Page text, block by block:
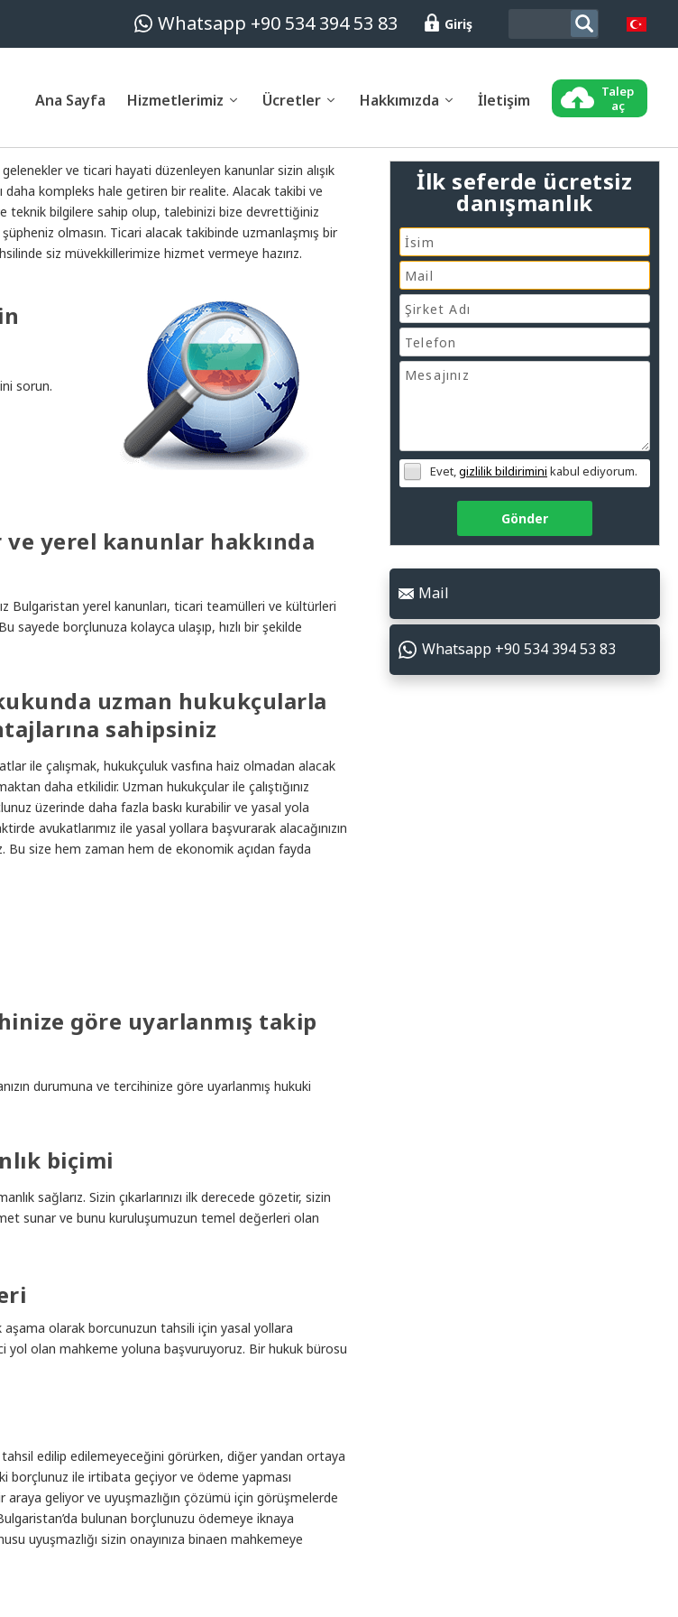
Whatsapp +90 534 394 53 83 Giriş
Ana Sayfa Hizmetlerimiz Ücretler Hakkımızda İletişim
Talep
aç
ve ticari hayati düzenleyen kanunlar sizin alışık
daha kompleks hale getiren bir realite. Alacak takibi ve
teknik bilgilere sahip olup, talebinizi bize devrettiğiniz
olmasın. Ticari alacak takibinde uzmanlaşmış bir
siz müvekkillerimize hizmet vermeye hazırız.
sorun.
yerel kanunlar hakkında
Bulgaristan yerel kanunları, ticari teamülleri ve kültürleri
sayede borçlunuza kolayca ulaşıp, hızlı bir şekilde
uzman hukukçularla
sahipsiniz
ile çalışmak, hukukçuluk vasfına haiz olmadan alacak
daha etkilidir. Uzman hukukçular ile çalıştığınız
üzerinde daha fazla baskı kurabilir ve yasal yola
avukatlarımız ile yasal yollara başvurarak alacağınızın
Bu size hem zaman hem de ekonomik açıdan fayda
göre uyarlanmış takip
durumuna ve tercihinize göre uyarlanmış hukuki
biçimi
sağlarız. Sizin çıkarlarınızı ilk derecede gözetir, sizin
sunar ve bunu kuruluşumuzun temel değerleri olan
aşama olarak borcunuzun tahsili için yasal yollara
yol olan mahkeme yoluna başvuruyoruz. Bir hukuk bürosu
edilip edilemeyeceğini görürken, diğer yandan ortaya
borçlunuz ile irtibata geçiyor ve ödeme yapması
geliyor ve uyuşmazlığın çözümü için görüşmelerde
bulunan borçlunuzu ödemeye iknaya
uyuşmazlığı sizin onayınıza binaen mahkemeye
İlk seferde ücretsiz
danışmanlık
Evet,gizlilik bildirimini kabul ediyorum.
Gönder
Mail
Whatsapp +90 534 394 53 83